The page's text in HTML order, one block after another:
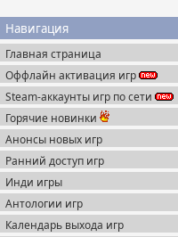
Навигация
Главная страница
Оффлайн активация игр
Steam-аккаунты игр по сети
Горячие новинки
Анонсы новых игр
Ранний доступ игр
Инди игры
Антологии игр
Календарь выхода игр